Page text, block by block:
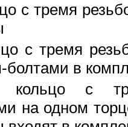
с тремя
с тремя
в
кольцо с
на одном